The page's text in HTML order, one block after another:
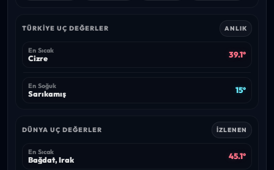
TÜRKIYE UÇ DEĞERLER ANLIK
En Sıcak
Cizre 39.1°
En Soğuk
Sarıkamış 15°
DÜNYA UÇ DEĞERLER İZLENEN
En Sıcak
Bağdat, Irak 45.1°